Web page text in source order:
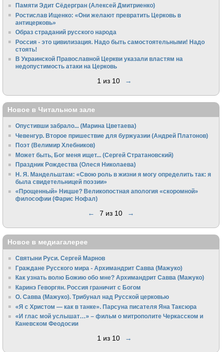
Памяти Эдит Сёдергран (Алексей Дмитриенко)
Ростислав Ищенко: «Они желают превратить Церковь в
антицерковь»
Образ страданий русского народа
Россия - это цивилизация. Надо быть самостоятельными! Надо
стоять!
В Украинской Православной Церкви указали властям на
недопустимость атаки на Церковь
1 из 10 →
Новое в Читальном зале
Опустивши забрало... (Марина Цветаева)
Чевенгур. Второе пришествие для буржуазии (Андрей Платонов)
Поэт (Велимир Хлебников)
Может быть, Бог меня ищет... (Сергей Стратановский)
Праздник Рождества (Олеся Николаева)
Н. Я. Мандельштам: «Свою pоль в жизни я могу опpеделить так: я
была свидетельницей поэзии»
«Прощенный» Ницше? Великопостная апология «скоромной»
философии (Фарис Нофал)
← 7 из 10 →
Новое в медиагалерее
Святыни Руси. Сергей Марнов
Граждане Русского мира - Архимандрит Савва (Мажуко)
Как узнать волю Божию обо мне? Архимандрит Савва (Мажуко)
Каринэ Геворгян. Россия граничит с Богом
О. Савва (Мажуко). Трибунал над Русской церковью
«Я с Христом — как в танке». Парсуна писателя Яна Таксюра
«И глас мой услышат…» – фильм о митрополите Черкасском и
Каневском Феодосии
1 из 10 →